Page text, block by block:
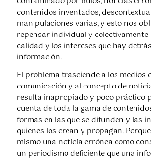
contenidos inventados,
manipulaciones varias, y esto nos
repensar individual y colectivamente
calidad y los intereses que hay
información.
El problema trasciende a los medios
comunicación y al concepto de
resulta inapropiado y poco práctico
cuenta de toda la gama de
formas en las que se difunden y las
quienes los crean y propagan.
mismo una noticia errónea como
un periodismo deficiente que una